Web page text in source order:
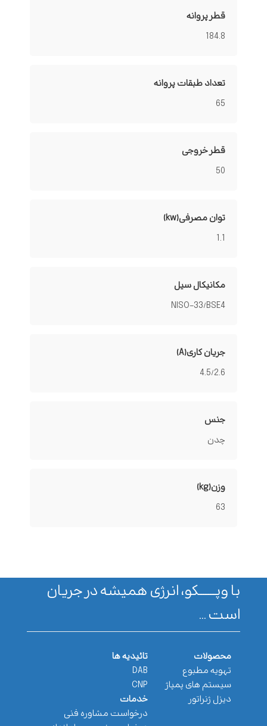
قطر پروانه
184.8
تعداد طبقات پروانه
65
قطر خروجی
50
توان مصرفی(kw)
1.1
مکانیکال سیل
NISO-33/BSE4
جریان کاری(A)
4.5/2.6
جنس
چدن
وزن(kg)
63
با وپـــــــکو، انرژی همیشه در جریان
است ...
محصولات
تهویه مطبوع
سیستم های پمپاژ
دیزل ژنراتور
تائیدیه ها
DAB
CNP
خدمات
درخواست مشاوره فنی